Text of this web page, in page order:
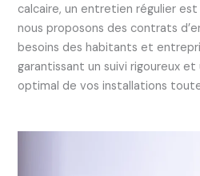
calcaire, un entretien régulier est
nous proposons des contrats
besoins des habitants et
garantissant un suivi rigoureux
optimal de vos installations toute